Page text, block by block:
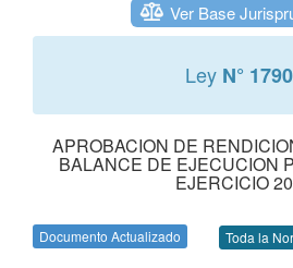
Ver Base
Ley N°
APROBACION DE
BALANCE DE EJECUCION
EJERCICIO
Documento Actualizado Toda la